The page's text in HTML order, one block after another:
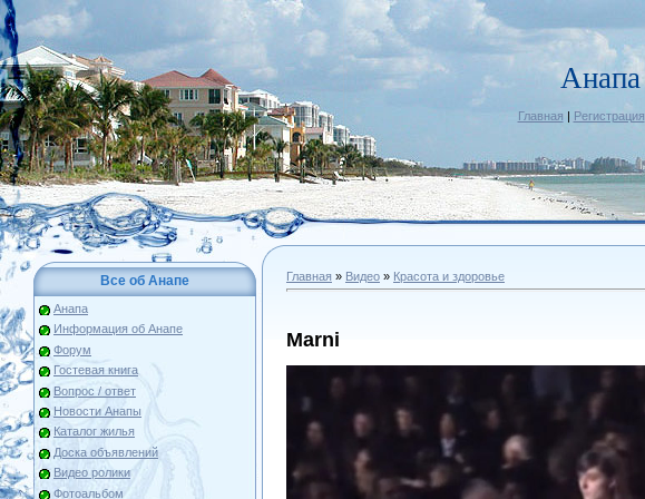
Анапа
Главная | Регистрация
Все об Анапе
Анапа
Информация об Анапе
Форум
Гостевая книга
Вопрос / ответ
Новости Анапы
Каталог жилья
Доска объявлений
Видео ролики
Фотоальбом
Главная » Видео » Красота и здоровье
Marni